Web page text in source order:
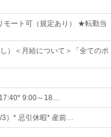
モート可（規定あり） ★転勤当
）＜月給について＞「全てのポ
9:00～18…
3）* 忌引休暇* 産前…